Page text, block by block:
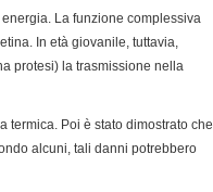
La funzione complessiva
In età giovanile, tuttavia,
protesi) la trasmissione nella
termica. Poi è stato dimostrato che
alcuni, tali danni potrebbero